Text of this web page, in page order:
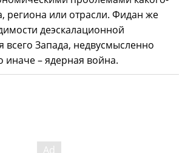
региона или отрасли. Фидан же
деэскалационной
всего Запада, недвусмысленно
иначе – ядерная война.